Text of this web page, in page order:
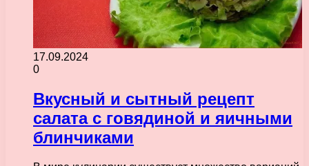
17.09.2024
0
Вкусный и сытный рецепт
салата с говядиной и яичными
блинчиками